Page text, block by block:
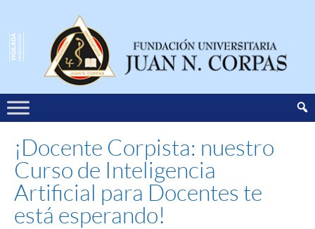
¡Docente Corpista: nuestro
Curso de Inteligencia
Artificial para Docentes te
está esperando!